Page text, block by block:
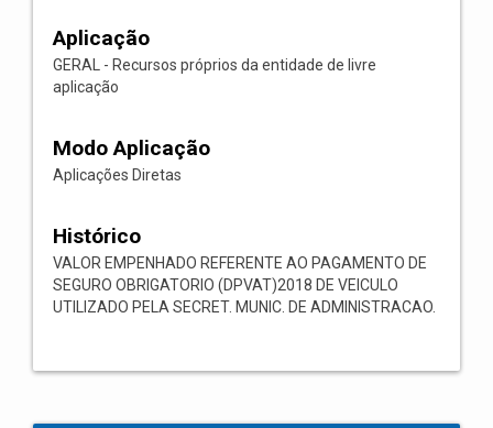
Aplicação
GERAL - Recursos próprios da entidade de livre
aplicação
Modo Aplicação
Aplicações Diretas
Histórico
VALOR EMPENHADO REFERENTE AO PAGAMENTO DE
SEGURO OBRIGATORIO (DPVAT)2018 DE VEICULO
UTILIZADO PELA SECRET. MUNIC. DE ADMINISTRACAO.